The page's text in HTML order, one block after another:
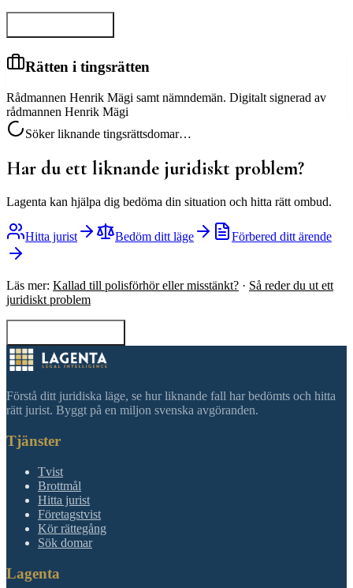
Rätten i tingsrätten
Rådmannen Henrik Mägi samt nämndemän. Digitalt signerad av
rådmannen Henrik Mägi
Söker liknande tingsrättsdomar…
Har du ett liknande juridiskt problem?
Lagenta kan hjälpa dig bedöma din situation och hitta rätt ombud.
Hitta jurist Bedöm ditt läge Förbered ditt ärende
Läs mer: Kallad till polisförhör eller misstänkt? · Så reder du ut ett
juridiskt problem
Förstå ditt juridiska läge, se hur liknande fall har bedömts och hitta
rätt jurist. Byggt på en miljon svenska avgöranden.
Tjänster
Tvist
Brottmål
Hitta jurist
Företagstvist
Kör rättegång
Sök domar
Lagenta